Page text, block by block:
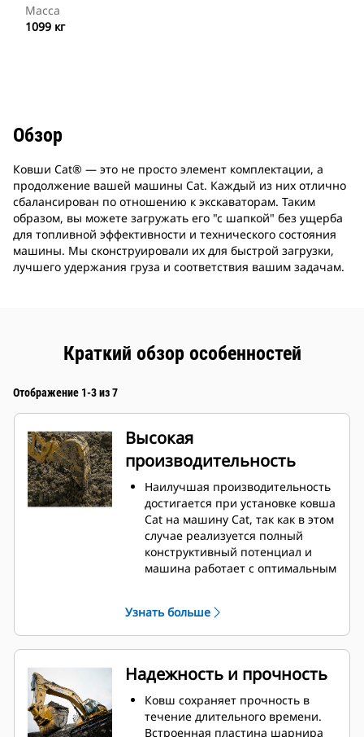
Масса
1099 кг
Обзор
Ковши Cat® ― это не просто элемент комплектации, а
продолжение вашей машины Cat. Каждый из них отлично
сбалансирован по отношению к экскаваторам. Таким
образом, вы можете загружать его "с шапкой" без ущерба
для топливной эффективности и технического состояния
машины. Мы сконструировали их для быстрой загрузки,
лучшего удержания груза и соответствия вашим задачам.
Краткий обзор особенностей
Отображение 1-3 из 7
Высокая
производительность
Наилучшая производительность
достигается при установке ковша
Cat на машину Cat, так как в этом
случае реализуется полный
конструктивный потенциал и
машина работает с оптимальным
радиусом позволяет улучшить
поток материала в ковш.
Дополнительный зазор в области
часть ковша не цепляется за
грунт, что снижает затраты на
техническое обслуживание.
Расход топлива достигает
Узнать больше
Надежность и прочность
Ковш сохраняет прочность в
течение длительного времени.
Встроенная пластина шарнира